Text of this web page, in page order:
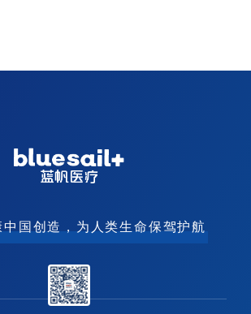
国创造，为人类生命保驾护航